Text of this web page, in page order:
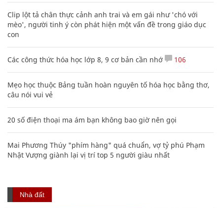
Clip lột tả chân thực cảnh anh trai và em gái như 'chó với
mèo', người tinh ý còn phát hiện một vấn đề trong giáo dục
con
Các công thức hóa học lớp 8, 9 cơ bản cần nhớ 106
Mẹo học thuộc Bảng tuần hoàn nguyên tố hóa học bằng thơ,
câu nói vui vẻ
20 số điện thoại ma ám bạn không bao giờ nên gọi
Mai Phương Thúy "phím hàng" quá chuẩn, vợ tỷ phú Phạm
Nhật Vượng giành lại vị trí top 5 người giàu nhất
Nhà đất